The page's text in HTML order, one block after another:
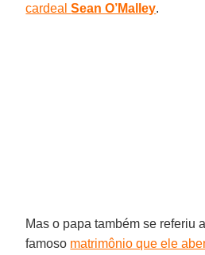
cardealSean O’Malley.
Mas o papa também se referiu
famoso matrimônio que ele